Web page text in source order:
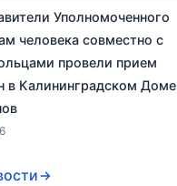
Уполномоченного
человека совместно с
провели прием
в Калининградском Доме